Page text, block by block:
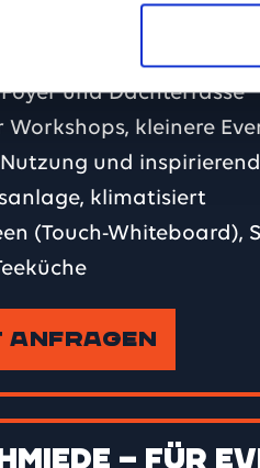
3
96 m²
Stuhlkreis,
Flip Screen
Mikrofon
– gern auch spontan.
die perfekte
ganztags gemietet
oder mit der
gesorgt werden.
6
mit besonderer
Personen sitzend / 100
und Dachterrasse
Workshops, kleinere
und
klimatisiert
(Touch-Whiteboard),
– für